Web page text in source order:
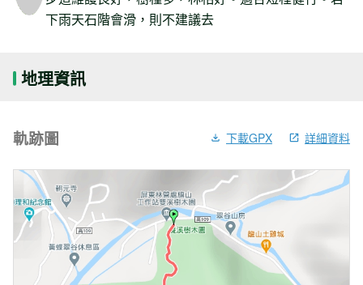
下雨天石階會滑，則不建議去
地理資訊
軌跡圖 下載GPX 詳細資料